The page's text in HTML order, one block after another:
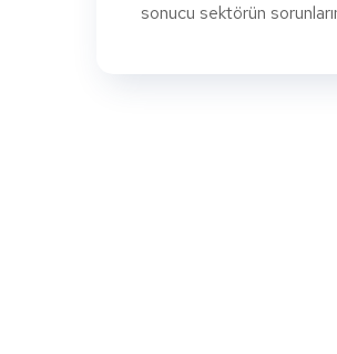
sonucu sektörün